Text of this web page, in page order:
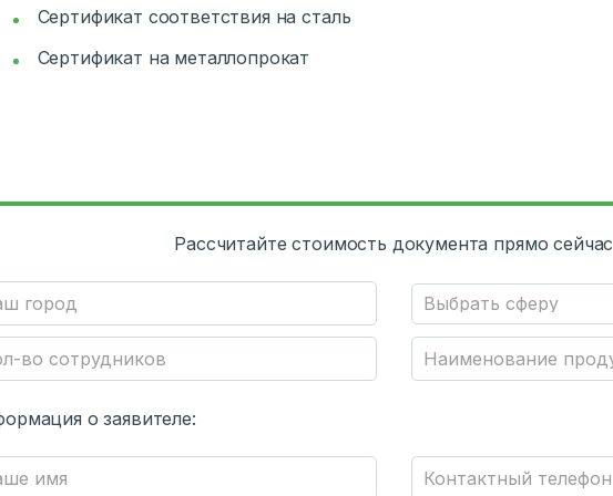
Сертификат соответствия на сталь
Сертификат на металлопрокат
Рассчитайте стоимость документа прямо сейчас
о заявителе: